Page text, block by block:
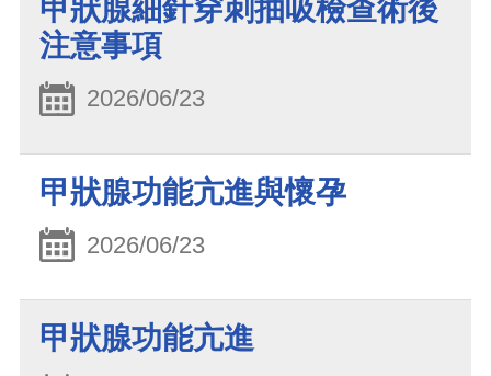
甲狀腺細針穿刺抽吸檢查術後
注意事項
2026/06/23
甲狀腺功能亢進與懷孕
2026/06/23
甲狀腺功能亢進